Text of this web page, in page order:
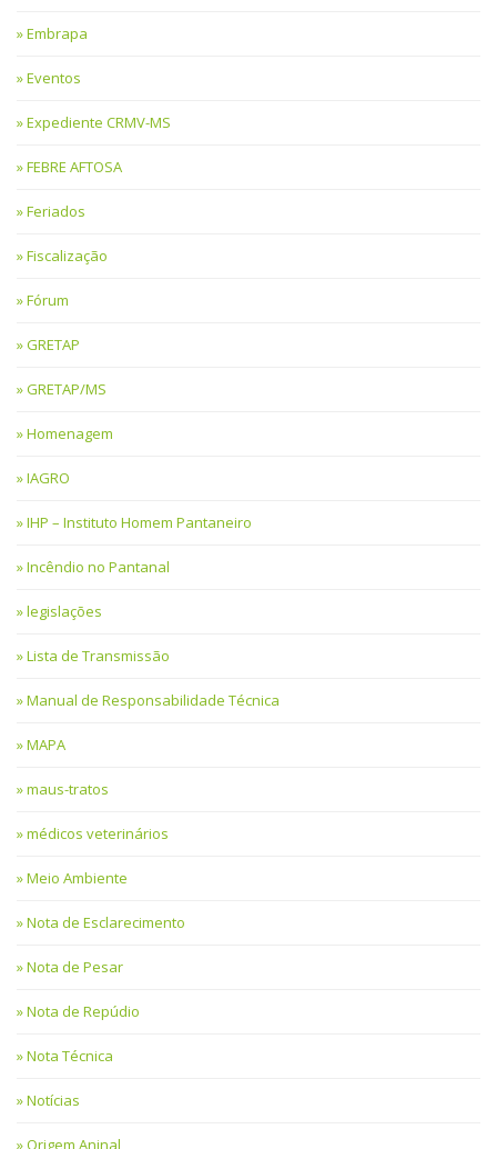
Embrapa
Eventos
Expediente CRMV-MS
FEBRE AFTOSA
Feriados
Fiscalização
Fórum
GRETAP
GRETAP/MS
Homenagem
IAGRO
IHP – Instituto Homem Pantaneiro
Incêndio no Pantanal
legislações
Lista de Transmissão
Manual de Responsabilidade Técnica
MAPA
maus-tratos
médicos veterinários
Meio Ambiente
Nota de Esclarecimento
Nota de Pesar
Nota de Repúdio
Nota Técnica
Notícias
Origem Aninal